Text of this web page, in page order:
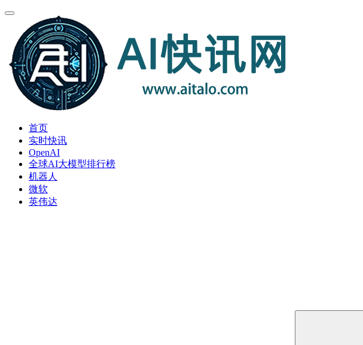
首页
实时快讯
OpenAI
全球AI大模型排行榜
机器人
微软
英伟达